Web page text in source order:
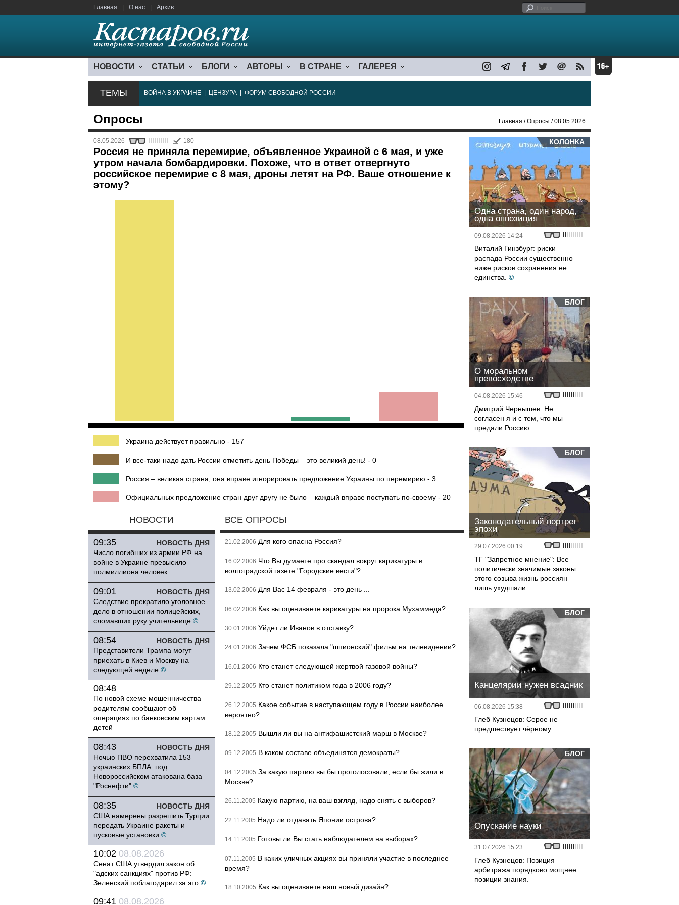
Главная О нас Архив
НОВОСТИ СТАТЬИ БЛОГИ АВТОРЫ В СТРАНЕ ГАЛЕРЕЯ
ТЕМЫ ВОЙНА В УКРАИНЕ ЦЕНЗУРА ФОРУМ СВОБОДНОЙ РОССИИ
Опросы Главная /Опросы / 08.05.2026
08.05.2026 180
Россия не приняла перемирие, объявленное Украиной с 6 мая, и уже
утром начала бомбардировки. Похоже, что в ответ отвергнуто
российское перемирие с 8 мая, дроны летят на РФ. Ваше отношение к
этому?
Украина действует правильно - 157
И все-таки надо дать России отметить день Победы – это великий день! - 0
Россия – великая страна, она вправе игнорировать предложение Украины по перемирию - 3
Официальных предложение стран друг другу не было – каждый вправе поступать по-своему - 20
НОВОСТИ
НОВОСТЬ ДНЯ
09:35
Число погибших из армии РФ на
войне в Украине превысило
полмиллиона человек
НОВОСТЬ ДНЯ
09:01
Следствие прекратило уголовное
дело в отношении полицейских,
сломавших руку учительнице ©
НОВОСТЬ ДНЯ
08:54
Представители Трампа могут
приехать в Киев и Москву на
следующей неделе ©
08:48
По новой схеме мошенничества
родителям сообщают об
операциях по банковским картам
детей
НОВОСТЬ ДНЯ
08:43
Ночью ПВО перехватила 153
украинских БПЛА: под
Новороссийском атакована база
"Роснефти" ©
НОВОСТЬ ДНЯ
08:35
США намерены разрешить Турции
передать Украине ракеты и
пусковые установки ©
10:02 08.08.2026
Сенат США утвердил закон об
"адских санкциях" против РФ:
Зеленский поблагодарил за это ©
09:41 08.08.2026
ВСЕ ОПРОСЫ
21.02.2006 Для кого опасна Россия?
16.02.2006 Что Вы думаете про скандал вокруг карикатуры в
волгоградской газете "Городские вести"?
13.02.2006 Для Вас 14 февраля - это день ...
06.02.2006 Как вы оцениваете карикатуры на пророка Мухаммеда?
30.01.2006 Уйдет ли Иванов в отставку?
24.01.2006 Зачем ФСБ показала "шпионский" фильм на телевидении?
16.01.2006 Кто станет следующей жертвой газовой войны?
29.12.2005 Кто станет политиком года в 2006 году?
26.12.2005 Какое событие в наступающем году в России наиболее
вероятно?
18.12.2005 Вышли ли вы на антифашистский марш в Москве?
09.12.2005 В каком составе объединятся демократы?
04.12.2005 За какую партию вы бы проголосовали, если бы жили в
Москве?
26.11.2005 Какую партию, на ваш взгляд, надо снять с выборов?
22.11.2005 Надо ли отдавать Японии острова?
14.11.2005 Готовы ли Вы стать наблюдателем на выборах?
07.11.2005 В каких уличных акциях вы приняли участие в последнее
время?
18.10.2005 Как вы оцениваете наш новый дизайн?
КОЛОНКА
Одна страна, один народ,
одна оппозиция
09.08.2026 14:24
Виталий Гинзбург: риски
распада России существенно
ниже рисков сохранения ее
единства. ©
БЛОГ
О моральном
превосходстве
04.08.2026 15:46
Дмитрий Чернышев: Не
согласен я и с тем, что мы
предали Россию.
БЛОГ
Законодательный портрет
эпохи
29.07.2026 00:19
ТГ "Запретное мнение": Все
политически значимые законы
этого созыва жизнь россиян
лишь ухудшали.
БЛОГ
Канцелярии нужен всадник
06.08.2026 15:38
Глеб Кузнецов: Серое не
предшествует чёрному.
БЛОГ
Опускание науки
31.07.2026 15:23
Глеб Кузнецов: Позиция
арбитража порядково мощнее
позиции знания.